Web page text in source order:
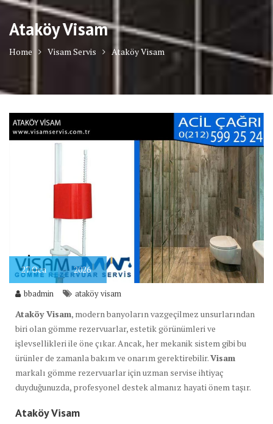
Ataköy Visam
Home Visam Servis Ataköy Visam
27Oca 2026
bbadmin ataköy visam
Ataköy Visam, modern banyoların vazgeçilmez unsurlarından
biri olan gömme rezervuarlar, estetik görünümleri ve
işlevsellikleri ile öne çıkar. Ancak, her mekanik sistem gibi bu
ürünler de zamanla bakım ve onarım gerektirebilir.Visam
markalı gömme rezervuarlar için uzman servise ihtiyaç
duyduğunuzda, profesyonel destek almanız hayati önem taşır.
Ataköy Visam